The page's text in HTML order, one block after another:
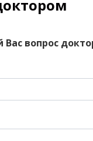
вопрос